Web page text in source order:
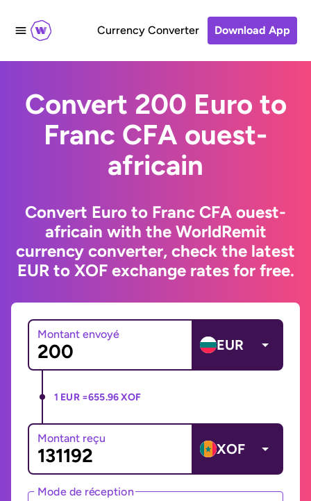
Currency Converter Download App
Convert 200 Euro to
Franc CFA ouest-
africain
Convert Euro to Franc CFA ouest-
africain with the WorldRemit
currency converter, check the latest
EUR to XOF exchange rates for free.
Montant envoyé
EUR
1 EUR =655.96 XOF
Montant reçu
XOF
Mode de réception